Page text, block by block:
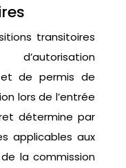
transitoires
et de permis de
lors de l’entrée
détermine par
applicables aux
la commission